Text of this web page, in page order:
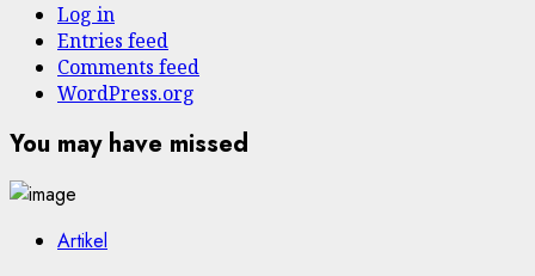
Log in
Entries feed
Comments feed
WordPress.org
You may have missed
Artikel